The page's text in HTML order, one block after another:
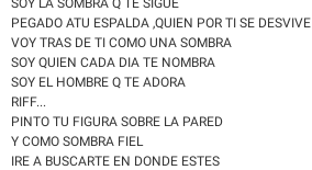
SOY LA SOMBRA Q TE SIGUE
PEGADO ATU ESPALDA ,QUIEN POR TI SE DESVIVE
VOY TRAS DE TI COMO UNA SOMBRA
SOY QUIEN CADA DIA TE NOMBRA
SOY EL HOMBRE Q TE ADORA
RIFF...
PINTO TU FIGURA SOBRE LA PARED
Y COMO SOMBRA FIEL
IRE A BUSCARTE EN DONDE ESTES